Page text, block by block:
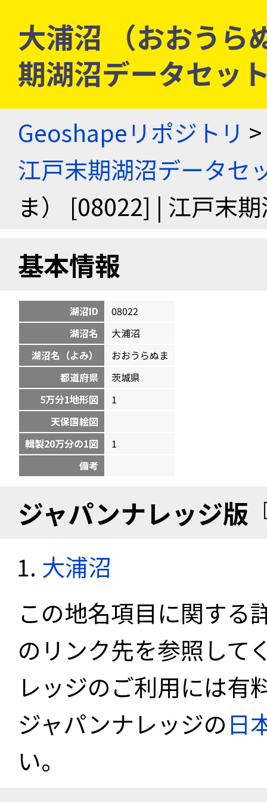
大浦沼 （おおう
期湖沼データセッ
Geoshapeリポジトリ >
江戸末期湖沼データセ
ま） [08022] | 江戸末
基本情報
湖沼ID
08022
湖沼名
大浦沼
湖沼名（よみ）
おおうらぬま
都道府県
茨城県
5万分1地形図
1
天保国絵図
輯製20万分の1図
1
備考
ジャパンナレッジ版
大浦沼
この地名項目に関する
のリンク先を参照して
レッジのご利用には有
ジャパンナレッジの日
い。